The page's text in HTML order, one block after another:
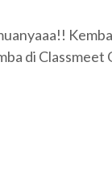
di Classmeet